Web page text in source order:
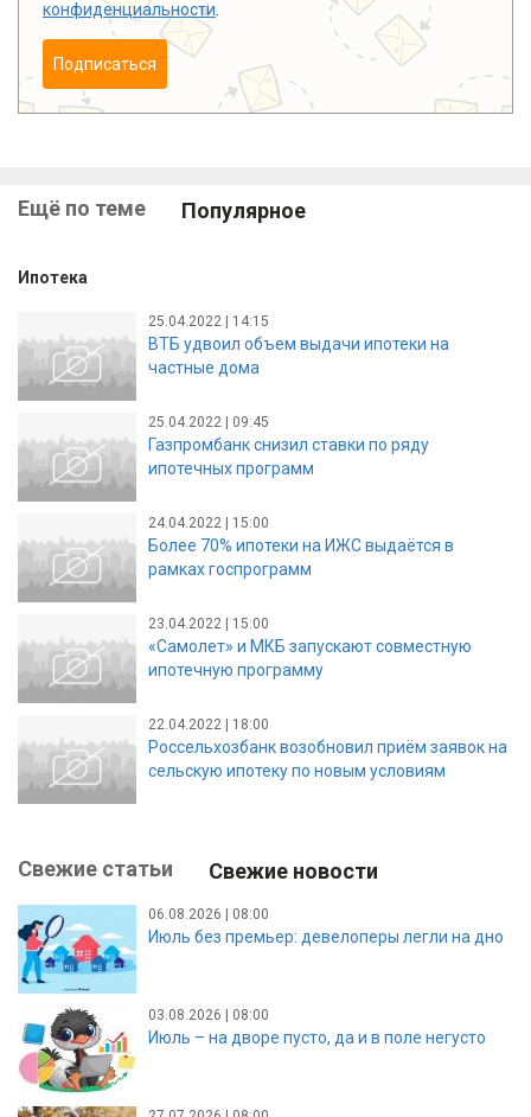
конфиденциальности
Подписаться
Ещё по теме Популярное
Ипотека
25.04.2022 | 14:15
ВТБ удвоил объем выдачи ипотеки на
частные дома
25.04.2022 | 09:45
Газпромбанк снизил ставки по ряду
ипотечных программ
24.04.2022 | 15:00
Более 70% ипотеки на ИЖС выдаётся в
рамках госпрограмм
23.04.2022 | 15:00
«Самолет» и МКБ запускают совместную
ипотечную программу
22.04.2022 | 18:00
Россельхозбанк возобновил приём заявок на
сельскую ипотеку по новым условиям
Свежие статьи Свежие новости
06.08.2026 | 08:00
Июль без премьер: девелоперы легли на дно
03.08.2026 | 08:00
Июль – на дворе пусто, да и в поле негусто